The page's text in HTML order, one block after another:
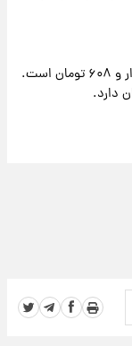
قیمت اسکناس درهم در مرکز مبادله برابر با ۱۹ هزار و ۶۰۸ تومان است.